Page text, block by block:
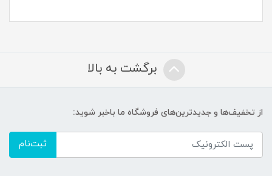
برگشت به بالا
از تخفیف‌ها و جدیدترین‌های فروشگاه ما باخبر شوید:
ثبت‌نام